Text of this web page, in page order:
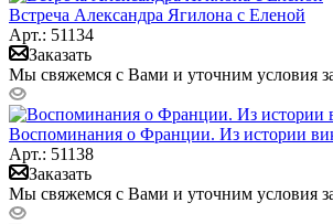
Встреча Александра Ягилона с Еленой
Арт.: 51134
Заказать
Мы свяжемся с Вами и уточним условия
Воспоминания о Франции. Из истории
Арт.: 51138
Заказать
Мы свяжемся с Вами и уточним условия